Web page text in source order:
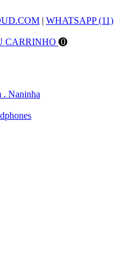
| WHATSAPP (11)
CARRINHO 0
. Naninha